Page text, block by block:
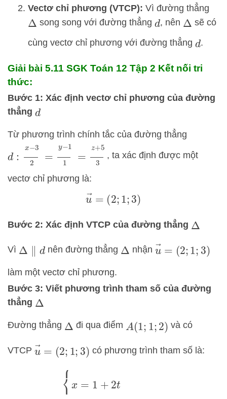
Vectơ chỉ phương (VTCP): Vì đường thẳng
Δ song song với đường thẳng d, nên Δ sẽ có
cùng vectơ chỉ phương với đường thẳng d.
Giải bài 5.11 SGK Toán 12 Tập 2 Kết nối tri
thức:
Bước 1: Xác định vectơ chỉ phương của đường
thẳng d
Từ phương trình chính tắc của đường thẳng
d −32 −11= 53 , ta xác định được một
vectơ chỉ phương là:
u →=(2 ;1; 3)
Bước 2: Xác định VTCP của đường thẳng Δ
Vì Δ∥ nên đường thẳng Δ nhận u→=(2 ;1; 3)
làm một vectơ chỉ phương.
Bước 3: Viết phương trình tham số của đường
thẳng Δ
Đường thẳng Δ đi qua điểm A(1;1;2) và có
VTCP u → =(2 ;1; 3) có phương trình tham số là:
=1 y= 1 +tz